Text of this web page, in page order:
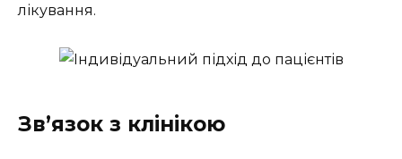
лікування.
Зв’язок з клінікою